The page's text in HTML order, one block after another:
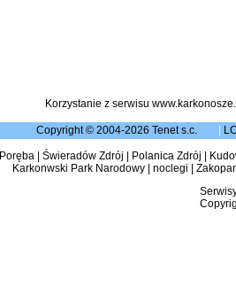
Korzystanie z serwisu
Copyright © 2004-2026 Tenet s.c.
| Świeradów Zdrój Polanica Zdrój
Karkonwski Park Narodowy| noclegi